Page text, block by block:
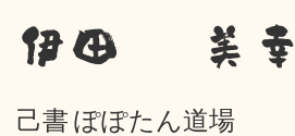
伊田 美幸
己書 ぽぽたん道場